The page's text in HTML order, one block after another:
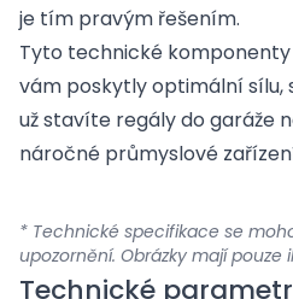
je tím pravým řešením.
Tyto technické
vám poskytly optimální sílu,
už stavíte regály do garáže
náročné průmyslové
* Technické specifikace se
upozornění. Obrázky mají pouze
Technické